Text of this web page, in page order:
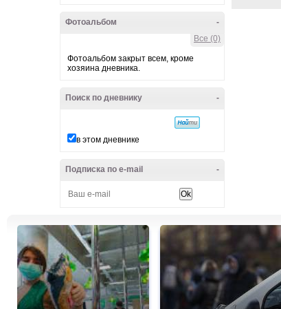
-
Фотоальбом
Все (0)
Фотоальбом закрыт всем, кроме
хозяина дневника.
-
Поиск по дневнику
в этом дневнике
-
Подписка по e-mail